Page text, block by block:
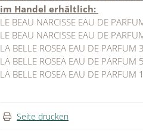
im Handel erhältlich:
LE BEAU NARCISSE EAU DE
LE BEAU NARCISSE EAU DE
LA BELLE ROSEA EAU DE PARFUM
LA BELLE ROSEA EAU DE PARFUM
LA BELLE ROSEA EAU DE PARFUM
Seite drucken